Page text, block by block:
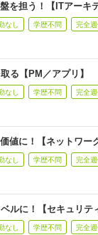
を担う！【ITアーキ
なし 学歴不問 完全
る【PM／アプリ】
なし 学歴不問 完全
値に！【ネットワー
なし 学歴不問 完全
ルに！【セキュリテ
なし 学歴不問 完全